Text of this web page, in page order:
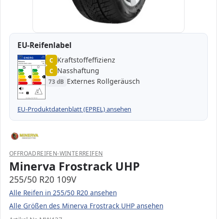
EU-Reifenlabel
ENERG 1000000
Minerva MW427
255/50 R20 109V C1
A
B
C
C
D
E
A
B
C
C
D
E
73 dB B
Verordnung (EU) 2020/740
C Kraftstoffeffizienz
C Nasshaftung
73 dB Externes Rollgeräusch
EU-Produktdatenblatt (EPREL) ansehen
OFFROADREIFEN-WINTERREIFEN
Minerva Frostrack UHP
255/50 R20 109V
Alle Reifen in 255/50 R20 ansehen
Alle Größen des Minerva Frostrack UHP ansehen